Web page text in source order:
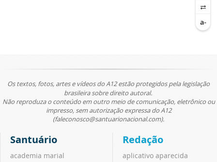
Os textos, fotos, artes e vídeos do A12 estão protegidos pela legislação
brasileira sobre direito autoral.
Não reproduza o conteúdo em outro meio de comunicação, eletrônico ou
impresso, sem autorização expressa do A12
(faleconosco@santuarionacional.com).
Santuário
academia marial
Redação
aplicativo aparecida